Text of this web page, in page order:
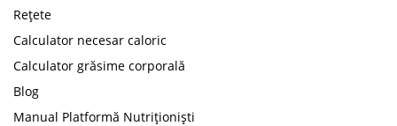
Rețete
Calculator necesar caloric
Calculator grăsime corporală
Blog
Manual Platformă Nutriționiști